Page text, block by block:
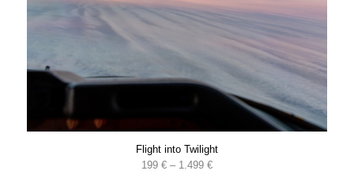
Flight into Twilight
199 € – 1.499 €Preisspanne: